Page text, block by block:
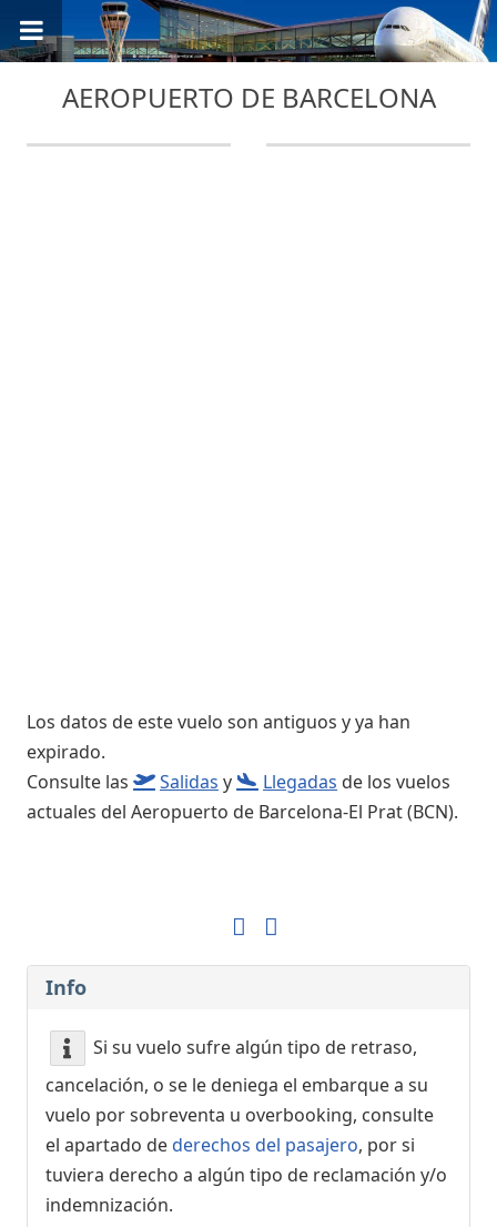
AEROPUERTO DE BARCELONA
Los datos de este vuelo son antiguos y ya han
expirado.
Consulte las
Salidas y Llegadas de los vuelos
actuales del Aeropuerto de Barcelona-El Prat (BCN).
Info
Si su vuelo sufre algún tipo de retraso,
cancelación, o se le deniega el embarque a su
vuelo por sobreventa u overbooking, consulte
el apartado dederechos del pasajero, por si
tuviera derecho a algún tipo de reclamación y/o
indemnización.